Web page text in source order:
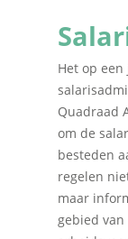
Het op
Quadraad
om de
besteden
regelen
maar
gebied van